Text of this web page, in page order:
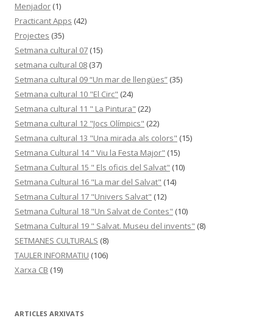
Menjador (1)
Practicant Apps (42)
Projectes (35)
Setmana cultural 07 (15)
setmana cultural 08 (37)
Setmana cultural 09 “Un mar de llengües” (35)
Setmana cultural 10 "El Circ" (24)
Setmana cultural 11 " La Pintura" (22)
Setmana cultural 12 "Jocs Olímpics" (22)
Setmana cultural 13 "Una mirada als colors" (15)
Setmana Cultural 14 " Viu la Festa Major" (15)
Setmana Cultural 15 " Els oficis del Salvat" (10)
Setmana Cultural 16 "La mar del Salvat" (14)
Setmana Cultural 17 "Univers Salvat" (12)
Setmana Cultural 18 "Un Salvat de Contes" (10)
Setmana Cultural 19 " Salvat. Museu del invents" (8)
SETMANES CULTURALS (8)
TAULER INFORMATIU (106)
Xarxa CB (19)
ARTICLES ARXIVATS